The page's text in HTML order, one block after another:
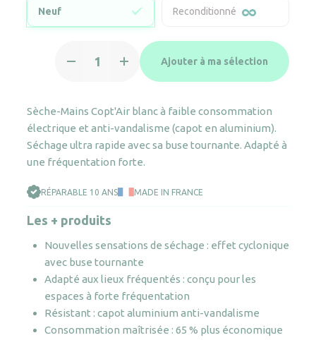
Neuf Reconditionné
Air
pulsé
Copt'Air
blanc
Ajouter à ma sélection
Sèche-Mains Copt'Air blanc à faible consommation
électrique et anti-vandalisme (capot en aluminium).
Séchage ultra rapide avec sa buse tournante. Adapté à
une fréquentation forte.
RÉPARABLE 10 ANS MADE IN FRANCE
Les + produits
Nouvelles sensations de séchage : effet cyclonique
avec buse tournante
Adapté aux lieux fréquentés : conçu pour les
espaces à forte fréquentation
Résistant : capot aluminium anti-vandalisme
Consommation maîtrisée : 65 % plus économique